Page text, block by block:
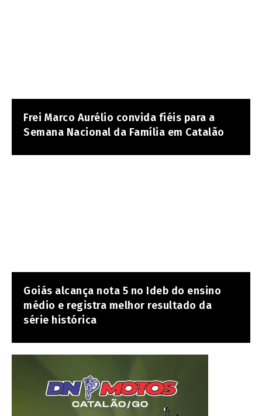
Frei Marco Aurélio convida fiéis para a
Semana Nacional da Família em Catalão
Goiás alcança nota 5 no Ideb do ensino
médio e registra melhor resultado da
série histórica